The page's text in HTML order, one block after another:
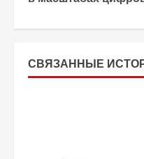
л
ж
и
СВЯЗАННЫЕ